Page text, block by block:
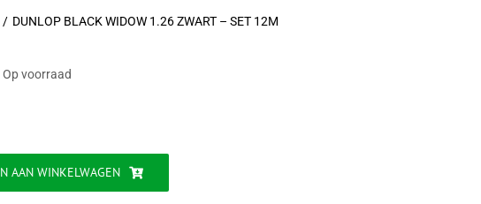
DUNLOP BLACK WIDOW 1.26 ZWART – SET 12M
Op voorraad
AAN WINKELWAGEN